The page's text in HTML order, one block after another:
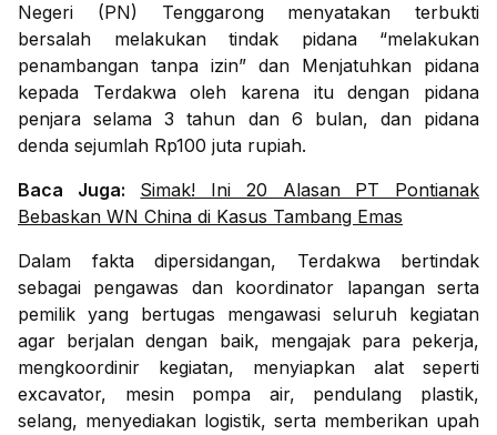
Negeri (PN) Tenggarong menyatakan terbukti
bersalah melakukan tindak pidana “melakukan
penambangan tanpa izin” dan Menjatuhkan pidana
kepada Terdakwa oleh karena itu dengan pidana
penjara selama 3 tahun dan 6 bulan, dan pidana
denda sejumlah Rp100 juta rupiah.
Baca Juga:
Simak! Ini 20 Alasan PT Pontianak
Bebaskan WN China di Kasus Tambang Emas
Dalam fakta dipersidangan, Terdakwa bertindak
sebagai pengawas dan koordinator lapangan serta
pemilik yang bertugas mengawasi seluruh kegiatan
agar berjalan dengan baik, mengajak para pekerja,
mengkoordinir kegiatan, menyiapkan alat seperti
excavator, mesin pompa air, pendulang plastik,
selang, menyediakan logistik, serta memberikan upah